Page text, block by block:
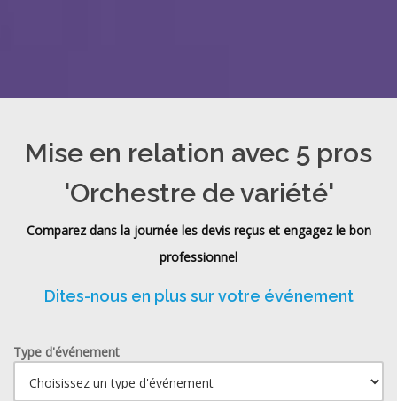
Mise en relation avec 5 pros
'Orchestre de variété'
Comparez dans la journée les devis reçus et engagez le bon
professionnel
Dites-nous en plus sur votre événement
Type d'événement